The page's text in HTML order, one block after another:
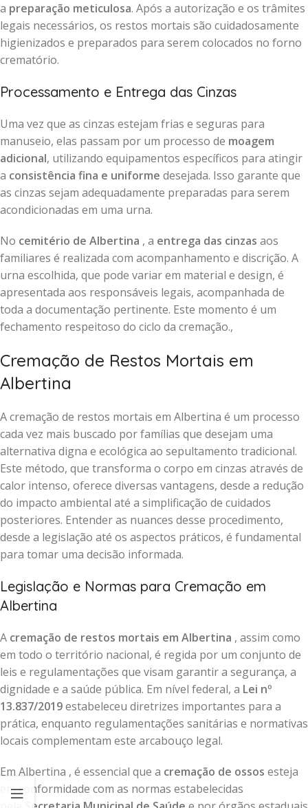
a preparação meticulosa. Após a autorização e os trâmites
legais necessários, os restos mortais são cuidadosamente
higienizados e preparados para serem colocados no forno
crematório.
Processamento e Entrega das Cinzas
Uma vez que as cinzas estejam frias e seguras para
manuseio, elas passam por um processo de moagem
adicional, utilizando equipamentos específicos para atingir
a consistência fina e uniforme desejada. Isso garante que
as cinzas sejam adequadamente preparadas para serem
acondicionadas em uma urna.
No cemitério de Albertina , a entrega das cinzas aos
familiares é realizada com acompanhamento e discrição. A
urna escolhida, que pode variar em material e design, é
apresentada aos responsáveis legais, acompanhada de
toda a documentação pertinente. Este momento é um
fechamento respeitoso do ciclo da cremação.,
Cremação de Restos Mortais em
Albertina
A cremação de restos mortais em Albertina é um processo
cada vez mais buscado por famílias que desejam uma
alternativa digna e ecológica ao sepultamento tradicional.
Este método, que transforma o corpo em cinzas através de
calor intenso, oferece diversas vantagens, desde a redução
do impacto ambiental até a simplificação de cuidados
posteriores. Entender as nuances desse procedimento,
desde a legislação até os aspectos práticos, é fundamental
para tomar uma decisão informada.
Legislação e Normas para Cremação em
Albertina
A cremação de restos mortais em Albertina , assim como
em todo o território nacional, é regida por um conjunto de
leis e regulamentações que visam garantir a segurança, a
dignidade e a saúde pública. Em nível federal, a Lei nº
13.837/2019estabeleceu diretrizes importantes para a
prática, enquanto regulamentações sanitárias e normativas
locais complementam este arcabouço legal.
Em Albertina , é essencial que a cremação de ossos esteja
em conformidade com as normas estabelecidas